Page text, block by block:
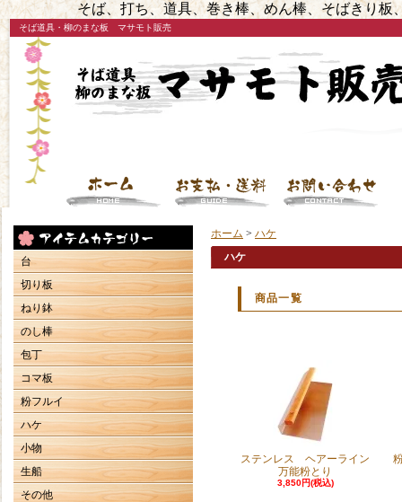
そば、打ち、道具、巻き棒、めん棒、そばきり板
そば道具・柳のまな板 マサモト販売
台
切り板
ねり鉢
のし棒
包丁
コマ板
粉フルイ
ハケ
小物
生船
その他
ホーム > ハケ
ハケ
商品一覧
ステンレス ヘアーライン
万能粉とり
3,850円(税込)